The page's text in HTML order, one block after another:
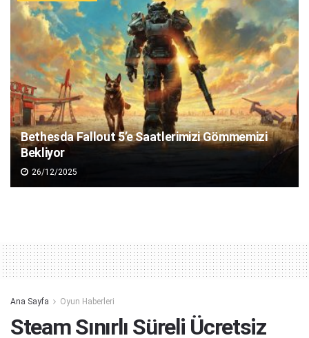
Bethesda Fallout 5’e Saatlerimizi Gömmemizi
Bekliyor
26/12/2025
Ana Sayfa Oyun Haberleri
Steam Sınırlı Süreli Ücretsiz